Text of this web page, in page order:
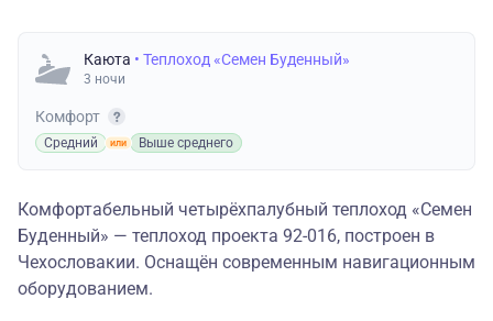
Каюта • Теплоход «Семен Буденный»
3 ночи
Комфорт
Средний Выше среднего
Комфортабельный четырёхпалубный теплоход «Семен
Буденный» — теплоход проекта 92-016, построен в
Чехословакии. Оснащён современным навигационным
оборудованием.